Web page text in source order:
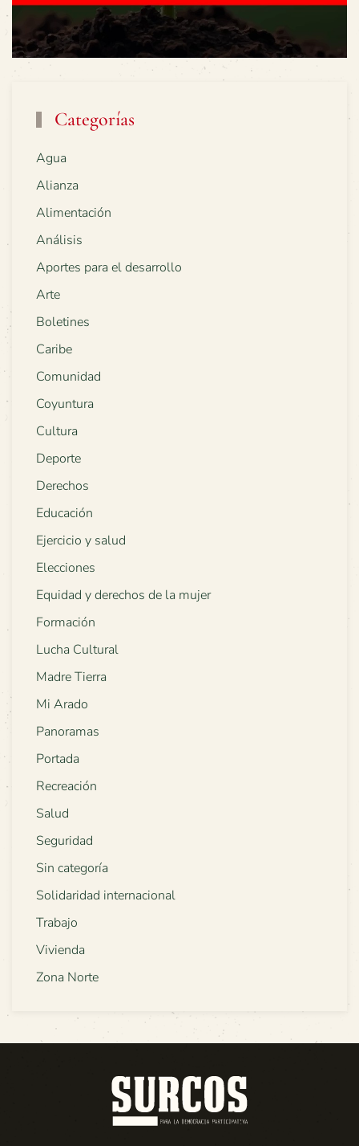
Categorías
Agua
Alianza
Alimentación
Análisis
Aportes para el desarrollo
Arte
Boletines
Caribe
Comunidad
Coyuntura
Cultura
Deporte
Derechos
Educación
Ejercicio y salud
Elecciones
Equidad y derechos de la mujer
Formación
Lucha Cultural
Madre Tierra
Mi Arado
Panoramas
Portada
Recreación
Salud
Seguridad
Sin categoría
Solidaridad internacional
Trabajo
Vivienda
Zona Norte